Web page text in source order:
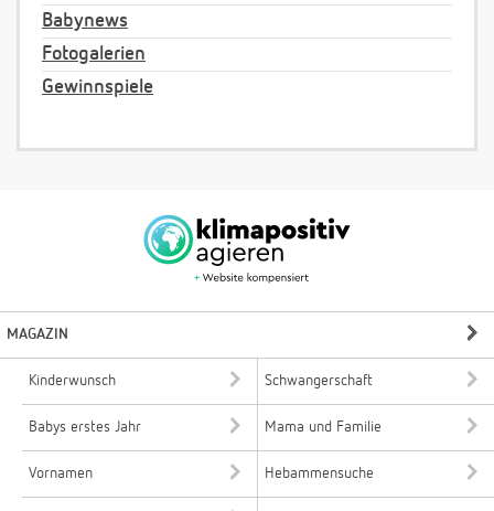
Babynews
Fotogalerien
Gewinnspiele
MAGAZIN
Kinderwunsch Schwangerschaft
Babys erstes Jahr Mama und Familie
Vornamen Hebammensuche